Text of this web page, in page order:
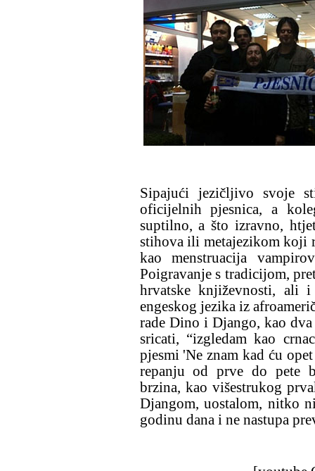
Sipajući jezičljivo svoje
oficijelnih pjesnica, a
suptilno, a što izravno,
stihova ili metajezikom koji
kao menstruacija
Poigravanje s tradicijom,
hrvatske književnosti, ali
engeskog jezika iz
rade Dino i Django, kao
sricati, “izgledam kao
pjesmi 'Ne znam kad ću
repanju od prve do pete
brzina, kao višestrukog
Djangom, uostalom, nitko
godinu dana i ne nastupa